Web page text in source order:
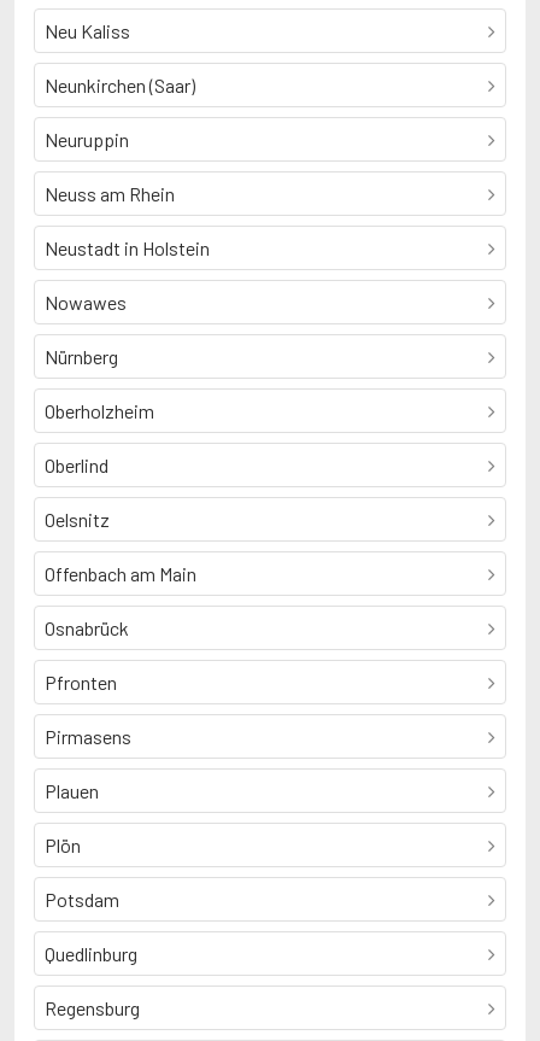
Neu Kaliss
Neunkirchen (Saar)
Neuruppin
Neuss am Rhein
Neustadt in Holstein
Nowawes
Nürnberg
Oberholzheim
Oberlind
Oelsnitz
Offenbach am Main
Osnabrück
Pfronten
Pirmasens
Plauen
Plön
Potsdam
Quedlinburg
Regensburg